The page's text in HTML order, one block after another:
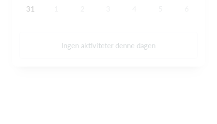
31
Ingen aktiviteter denne dagen